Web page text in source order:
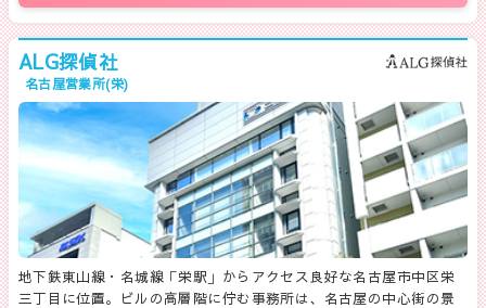
ALG探偵社
名古屋営業所(栄)
地下鉄東山線・名城線「栄駅」からアクセス良好な名古屋市中区栄
三丁目に位置。ビルの高層階に佇む事務所は、名古屋の中心街の景